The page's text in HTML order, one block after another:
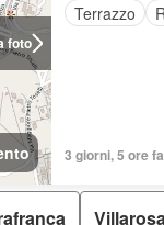
foto
Terrazzo
3 giorni, 5 ore